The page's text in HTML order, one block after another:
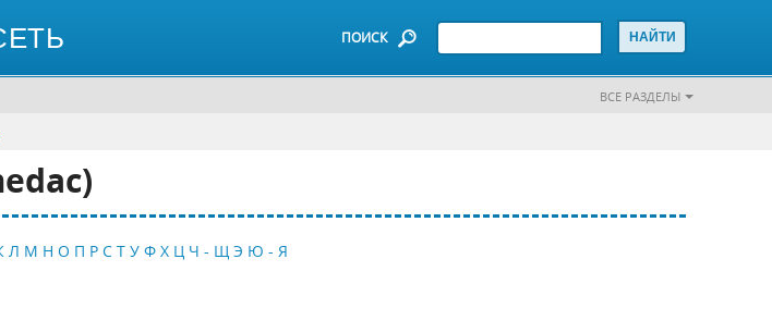
ПОИСК
ВСЕ РАЗДЕЛЫ
Л М Н О П Р С Т У Ф Х Ц Ч - Щ Э Ю - Я